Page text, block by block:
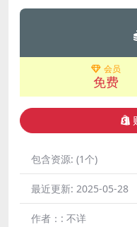
会员
免费
包含资源: (1个)
最近更新: 2025-05-28
作者：: 不详